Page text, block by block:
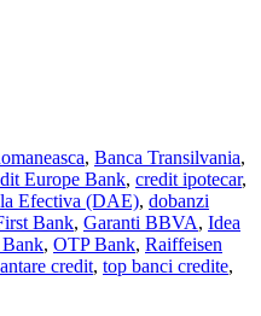
, Banca Transilvania,
Europe Bank, credit ipotecar,
Efectiva (DAE), dobanzi
Bank, Garanti BBVA, Idea
, OTP Bank, Raiffeisen
credit, top banci credite,